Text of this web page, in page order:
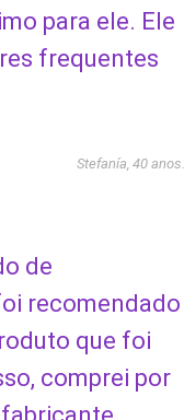
para ele. Ele
frequentes
Stefanía, 40 anos.
de
recomendado
que foi
comprei por